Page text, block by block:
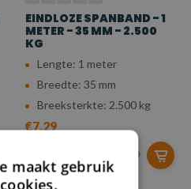
EINDLOZE SPANBAND - 1
METER - 35 MM - 2.500
KG
Lengte: 1 meter
Breedte: 35 mm
Breeksterkte: 2.500 kg
€7,29
maakt gebruik